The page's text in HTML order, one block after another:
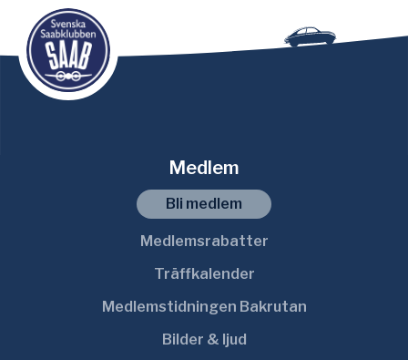
Medlem
Bli medlem
Medlemsrabatter
Träffkalender
Medlemstidningen Bakrutan
Bilder & ljud